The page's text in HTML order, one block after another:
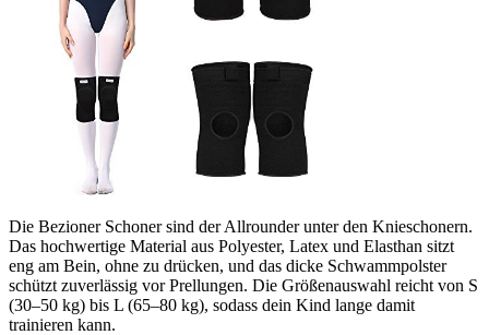
Die Bezioner Schoner sind der Allrounder unter den Knieschonern.
Das hochwertige Material aus Polyester, Latex und Elasthan sitzt
eng am Bein, ohne zu drücken, und das dicke Schwammpolster
schützt zuverlässig vor Prellungen. Die Größenauswahl reicht von S
(30–50 kg) bis L (65–80 kg), sodass dein Kind lange damit
trainieren kann.